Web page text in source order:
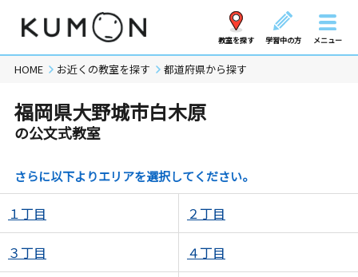
教室を探す 学習中の方 メニュー
HOME お近くの教室を探す 都道府県から探す
福岡県大野城市白木原
の公文式教室
さらに以下よりエリアを選択してください。
１丁目 ２丁目
３丁目 ４丁目